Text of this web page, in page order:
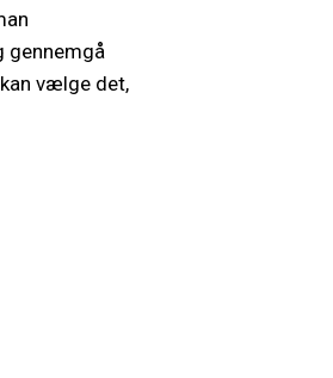
gennemgå
vælge det,